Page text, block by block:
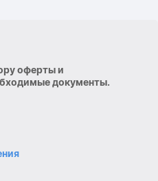
оферты и
документы.